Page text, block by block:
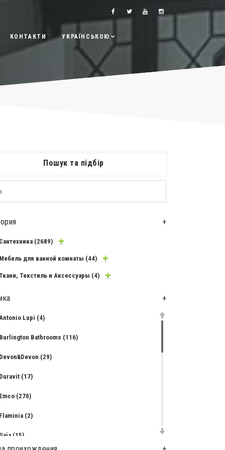
КОНТАКТИ УКРАЇНСЬКОЮ
Пошук та підбір
+
Сантехника (2689)
Мебель для ванной комнаты (44)
Ткани, Текстиль и Аксессуары (4)
+
Lupi (4)
Burlington Bathrooms (116)
Devon&Devon (29)
Duravit (17)
Emco (270)
Flaminia (2)
Gaia (15)